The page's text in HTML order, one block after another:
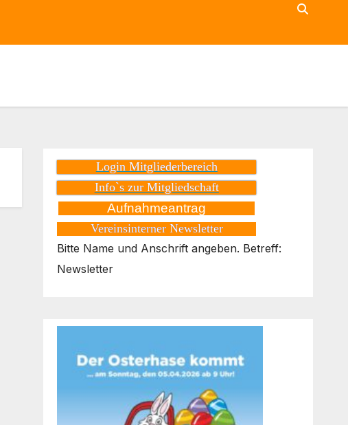
Login Mitgliederbereich
Info`s zur Mitgliedschaft
Aufnahmeantrag
Vereinsinterner Newsletter
Bitte Name und Anschrift angeben. Betreff:
Newsletter